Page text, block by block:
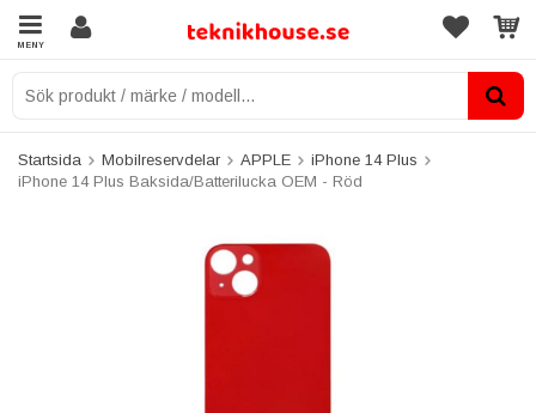
MENY
Startsida Mobilreservdelar APPLE
iPhone 14 Plus
iPhone 14 Plus Baksida/Batterilucka OEM - Röd